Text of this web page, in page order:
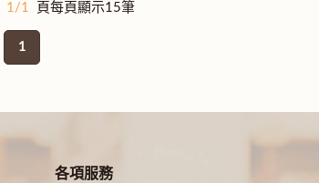
1/1 頁每頁顯示15筆
1
各項服務